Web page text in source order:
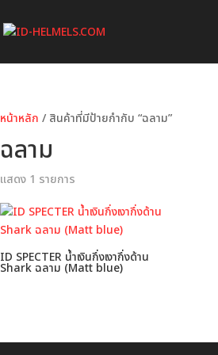
หน้าหลัก / สินค้าที่มีป้ายกำกับ “ฉลาม”
ฉลาม
แสดง 1 รายการ
ID SPECTER น้ำเงินกึ่งเงากึ่งด้าน
Shark ฉลาม (Matt blue)